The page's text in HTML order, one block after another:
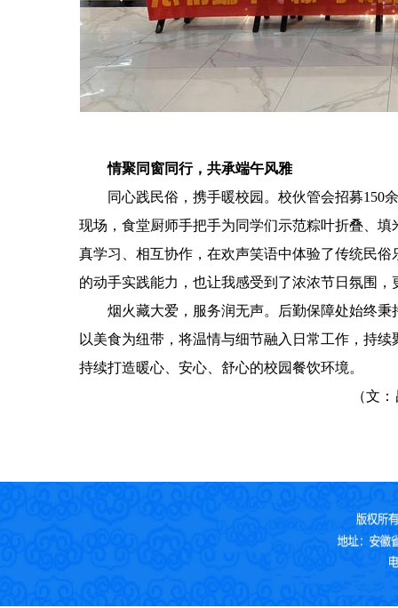
情聚同窗同行，共承端午风雅
同心践民俗，携手暖校园。校伙管会招募150
现场，食堂厨师手把手为同学们示范粽叶折叠、
真学习、相互协作，在欢声笑语中体验了传统民
的动手实践能力，也让我感受到了浓浓节日氛围，
烟火藏大爱，服务润无声。后勤保障处始终
以美食为纽带，将温情与细节融入日常工作，持
持续打造暖心、安心、舒心的校园餐饮环境。
（文